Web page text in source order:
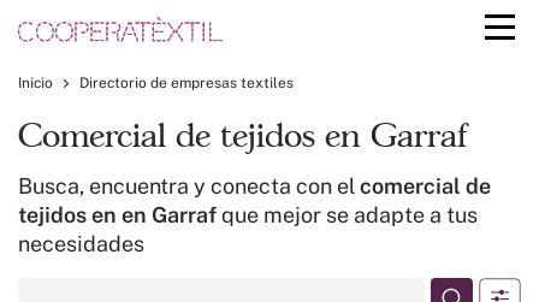
Inicio Directorio de empresas textiles
Comercial de tejidos en Garraf
Busca, encuentra y conecta con el comercial de
tejidos en en Garrafque mejor se adapte a tus
necesidades